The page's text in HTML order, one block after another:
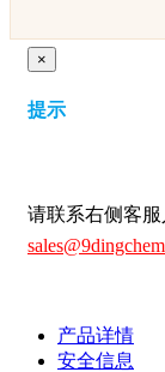
×
提示
请联系右侧客服
产品详情
安全信息